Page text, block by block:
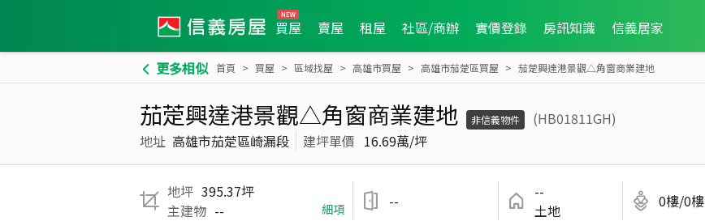
買屋 賣屋 租屋 社區/商辦 實價登錄 房訊知識 信義居家
更多相似 首頁 買屋 區域找屋 高雄市買屋 高雄市茄萣區買屋 茄萣興達港景觀△角窗商業建地
茄萣興達港景觀△角窗商業建地 非信義物件
(HB01811GH)
地址 高雄市茄萣區崎漏段 建坪單價 16.69萬/坪
地坪 395.37坪
主建物 -- 細項 --
--
土地
0樓/0樓